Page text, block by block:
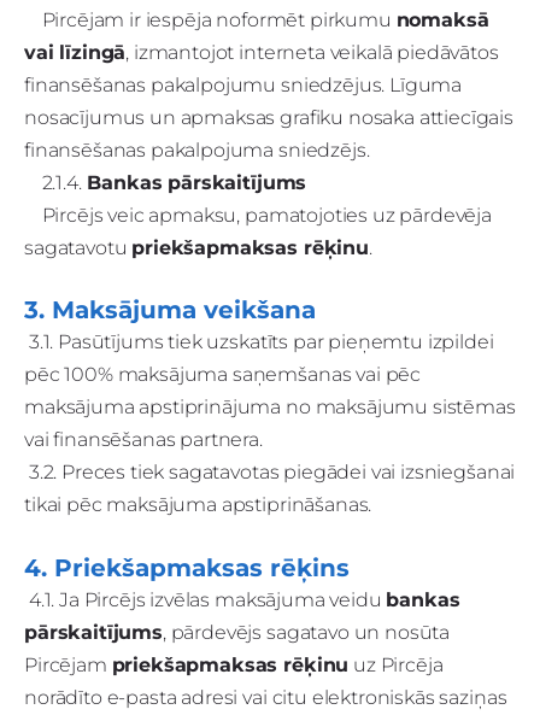
Pircējam ir iespēja noformēt pirkumu nomaksā
vai līzingā, izmantojot interneta veikalā piedāvātos
finansēšanas pakalpojumu sniedzējus. Līguma
nosacījumus un apmaksas grafiku nosaka attiecīgais
finansēšanas pakalpojuma sniedzējs.
2.1.4.Bankas pārskaitījums
Pircējs veic apmaksu, pamatojoties uz pārdevēja
sagatavotu priekšapmaksas rēķinu.
3. Maksājuma veikšana
3.1. Pasūtījums tiek uzskatīts par pieņemtu izpildei
pēc 100% maksājuma saņemšanas vai pēc
maksājuma apstiprinājuma no maksājumu sistēmas
vai finansēšanas partnera.
3.2. Preces tiek sagatavotas piegādei vai izsniegšanai
tikai pēc maksājuma apstiprināšanas.
4. Priekšapmaksas rēķins
4.1. Ja Pircējs izvēlas maksājuma veidu bankas
pārskaitījums, pārdevējs sagatavo un nosūta
Pircējam priekšapmaksas rēķinu uz Pircēja
norādīto e-pasta adresi vai citu elektroniskās saziņas